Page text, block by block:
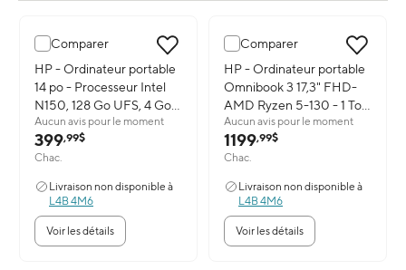
Comparer
Image du produit: HP - Ordinateur portable 14 po - Processeur
HP - Ordinateur portable
14 po - Processeur Intel
N150, 128 Go UFS, 4 Go
RAM, Windows 11 Famille
en mode S avec 1 an
d'abonnement à Microsoft
Aucun avis pour le moment
399,99$
Chac.
Livraison non disponible à
L4B 4M6
Voir les détails
Comparer
Image du produit: HP -
HP - Ordinateur portable
Omnibook 3 17,3" FHD-
AMD Ryzen 5-130 - 1 To
SSD- 24 Go de RAM-
Windows 11 Famille
Aucun avis pour le moment
1199,99$
Chac.
Livraison non disponible à
L4B 4M6
Voir les détails